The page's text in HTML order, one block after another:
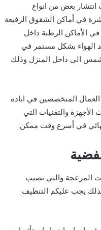
بعض من انواع
في أماكن الشقوق الرفيعة
في الأماكن الرطبة داخل
الهواء بشكل مستمر في
الى داخل المنزل وذلك
المتخصصين في اباده
والتقنيات التي
في أسرع وقت ممكن.
المزعجة والتي تصيب
يجب عليكم التنظيف